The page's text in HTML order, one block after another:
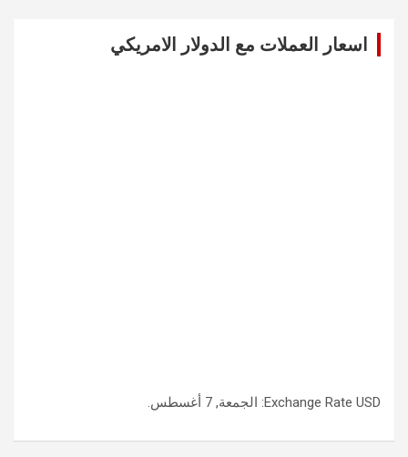
اسعار العملات مع الدولار الامريكي
Exchange Rate USD : الجمعة, 7 أغسطس.